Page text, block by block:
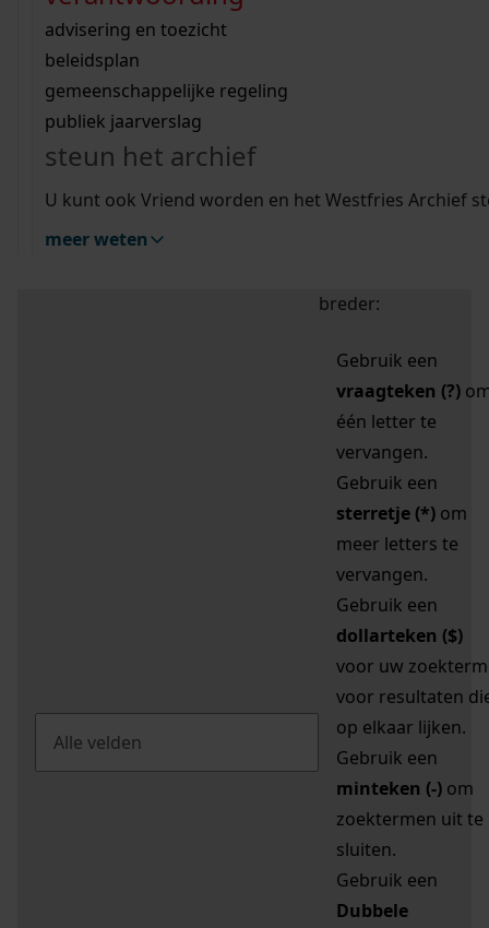
bouwvergunningen
omgevingsvergunningen
vergunningen
beeld en geluid
uitleg nodig?
Wij helpen u op weg met een aantal zoektips.
bekijk alle zoektips
Wij helpen u op weg met een aantal zoektips.
bekijk alle zoektips
bekijk ons geschiedenislokaal
advisering en toezicht
beleidsplan
gemeenschappelijke regeling
publiek jaarverslag
steun het archief
U kunt ook Vriend worden en het Westfries Archief
meer weten
zoektips
Mijn Studiezaal (inloggen)
uw zoekopdracht te
breder:
Gebruik een
vraagteken (?)
één letter te
vervangen.
Gebruik een
sterretje (*) om
meer letters te
vervangen.
Gebruik een
dollarteken ($)
voor uw zoekterm
voor resultaten
op elkaar lijken.
Gebruik een
minteken (-) om
zoektermen uit te
sluiten.
Gebruik een
Dubbele